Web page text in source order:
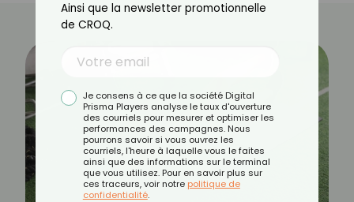
Ainsi que la newsletter promotionnelle
de CROQ.
Je consens à ce que la société Digital
Prisma Players analyse le taux d'ouverture
des courriels pour mesurer et optimiser les
performances des campagnes. Nous
pourrons savoir si vous ouvrez les
courriels, l'heure à laquelle vous le faites
ainsi que des informations sur le terminal
que vous utilisez. Pour en savoir plus sur
ces traceurs, voir notre politique de
confidentialité.